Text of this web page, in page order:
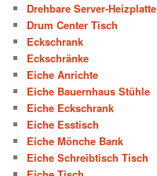
Drehbare Server-Heizplatte
Drum Center Tisch
Eckschrank
Eckschränke
Eiche Anrichte
Eiche Bauernhaus Stühle
Eiche Eckschrank
Eiche Esstisch
Eiche Mönche Bank
Eiche Schreibtisch Tisch